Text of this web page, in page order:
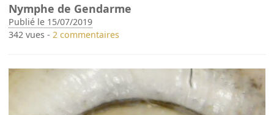
Nymphe de Gendarme
Publié le 15/07/2019
342 vues -2 commentaires